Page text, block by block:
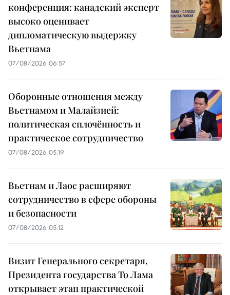
конференция: канадский эксперт
высоко оценивает
дипломатическую выдержку
Вьетнама
07/08/2026 06:57
Оборонные отношения между
Вьетнамом и Малайзией:
политическая сплочённость и
практическое сотрудничество
07/08/2026 05:19
Вьетнам и Лаос расширяют
сотрудничество в сфере обороны
и безопасности
07/08/2026 05:12
Визит Генерального секретаря,
Президента государства То Лама
открывает этап практической